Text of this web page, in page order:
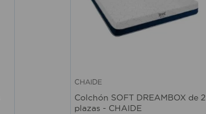
Vista rápida
CHAIDE
Colchón SOFT DREAMBOX de 2
plazas - CHAIDE